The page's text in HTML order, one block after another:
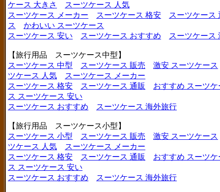
ケース 大きさ
スーツケース 人気
スーツケース メーカー
スーツケース 格安
スーツケース
ス
かわいい スーツケース
スーツケース 安い
スーツケース おすすめ スーツケース
【旅行用品 スーツケース中型】
スーツケース 中型
スーツケース 販売
激安 スーツケース
ツケース 人気
スーツケース メーカー
スーツケース 格安
スーツケース 通販
おすすめ スーツケ
ス スーツケース 安い
スーツケース おすすめ
スーツケース 海外旅行
【旅行用品 スーツケース小型】
スーツケース 小型
スーツケース 販売
激安 スーツケース
ツケース 人気
スーツケース メーカー
スーツケース 格安
スーツケース 通販
おすすめ スーツケ
ス スーツケース 安い
スーツケース おすすめ
スーツケース 海外旅行